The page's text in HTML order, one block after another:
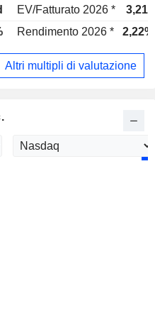
EV/Fatturato 2026 *
3,21x
Rendimento 2026 * 2,22%
Altri multipli di valutazione